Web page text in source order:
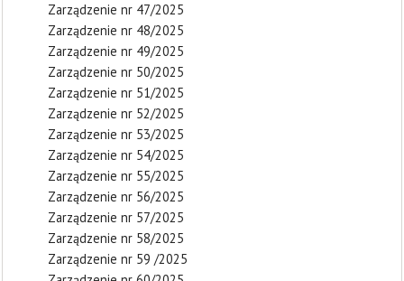
Zarządzenie nr 47/2025
Zarządzenie nr 48/2025
Zarządzenie nr 49/2025
Zarządzenie nr 50/2025
Zarządzenie nr 51/2025
Zarządzenie nr 52/2025
Zarządzenie nr 53/2025
Zarządzenie nr 54/2025
Zarządzenie nr 55/2025
Zarządzenie nr 56/2025
Zarządzenie nr 57/2025
Zarządzenie nr 58/2025
Zarządzenie nr 59 /2025